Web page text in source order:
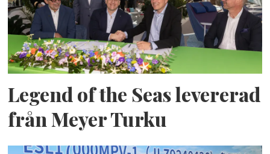
Legend of the Seas levererad
från Meyer Turku